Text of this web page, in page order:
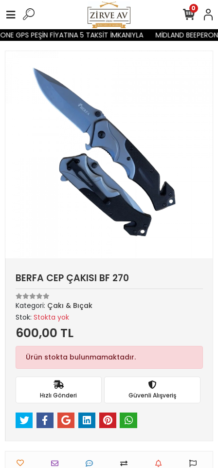
GPS PEŞİN FİYATINA 5 TAKSİT İMKANIYLA MİDLAND
0
BERFA CEP ÇAKISI BF 270
Kategori: Çakı & Bıçak
Stok: Stokta yok
600,00 TL
Ürün stokta bulunmamaktadır.
Hızlı Gönderi Güvenli Alışveriş